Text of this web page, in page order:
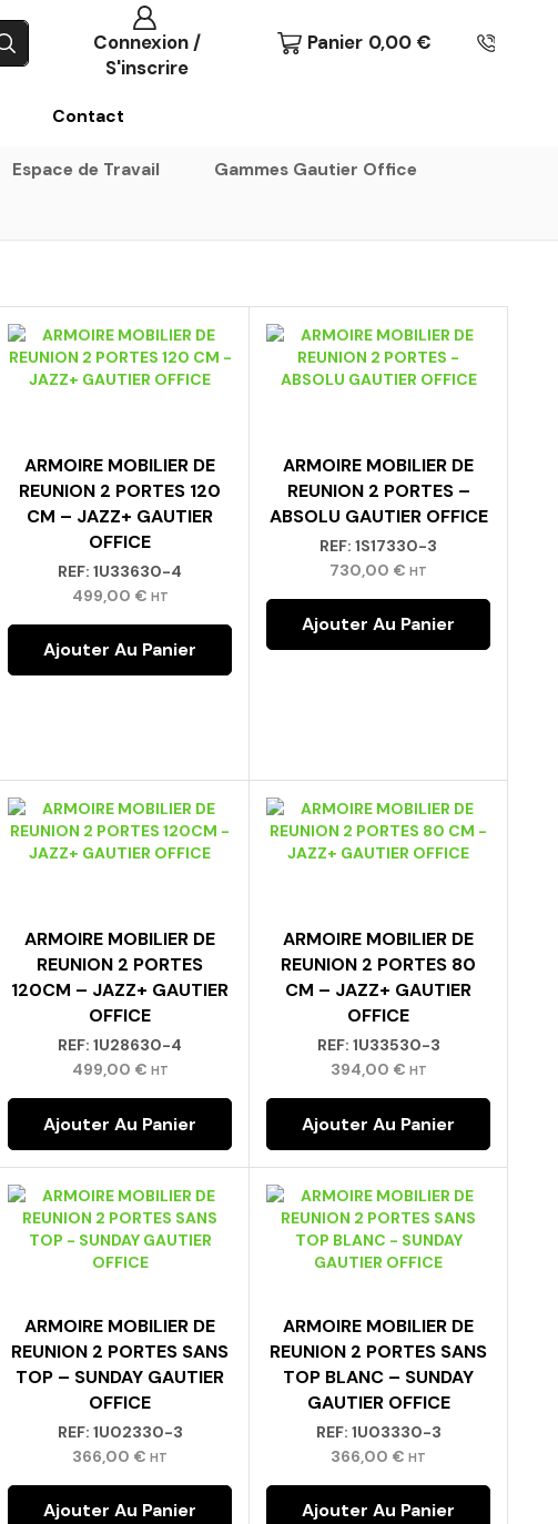
Connexion /
S'inscrire
Panier 0,00 €
Contact
Espace de Travail Gammes Gautier Office
ARMOIRE MOBILIER DE
REUNION 2 PORTES 120
CM – JAZZ+ GAUTIER
OFFICE
REF: 1U33630-4
499,00 € HT
Ajouter Au Panier
ARMOIRE MOBILIER DE
REUNION 2 PORTES –
ABSOLU GAUTIER OFFICE
REF: 1S17330-3
730,00 € HT
Ajouter Au Panier
ARMOIRE MOBILIER DE
REUNION 2 PORTES
120CM – JAZZ+ GAUTIER
OFFICE
REF: 1U28630-4
499,00 € HT
Ajouter Au Panier
ARMOIRE MOBILIER DE
REUNION 2 PORTES 80
CM – JAZZ+ GAUTIER
OFFICE
REF: 1U33530-3
394,00 € HT
Ajouter Au Panier
ARMOIRE MOBILIER DE
REUNION 2 PORTES SANS
TOP – SUNDAY GAUTIER
OFFICE
REF: 1U02330-3
366,00 € HT
Ajouter Au Panier
ARMOIRE MOBILIER DE
REUNION 2 PORTES SANS
TOP BLANC – SUNDAY
GAUTIER OFFICE
REF: 1U03330-3
366,00 € HT
Ajouter Au Panier